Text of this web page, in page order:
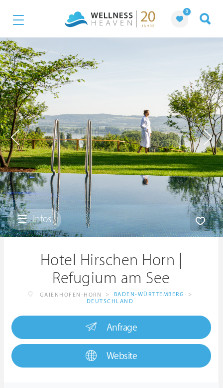
0
Infos
Hotel Hirschen Horn |
Refugium am See
GAIENHOFEN-HORN > BADEN-WÜRTTEMBERG
>
DEUTSCHLAND
Anfrage
Website